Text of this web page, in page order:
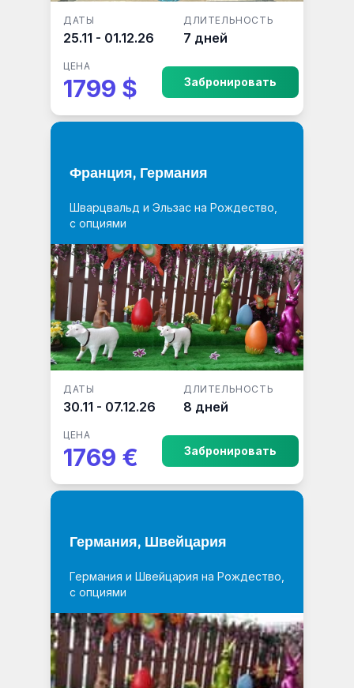
ДАТЫ
25.11 - 01.12.26
ДЛИТЕЛЬНОСТЬ
7 дней
ЦЕНА
1799 $ Забронировать
Франция, Германия
Шварцвальд и Эльзас на Рождество,
с опциями
ДАТЫ
30.11 - 07.12.26
ДЛИТЕЛЬНОСТЬ
8 дней
ЦЕНА
1769 € Забронировать
Германия, Швейцария
Германия и Швейцария на Рождество,
с опциями